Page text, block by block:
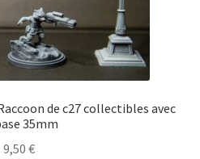
de c27 collectibles avec
35mm
9,50 €